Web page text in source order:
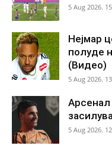
5 Aug 2026.
Нејмар
полуде
(Видео)
5 Aug 2026.
Арсенал
5 Aug 2026.